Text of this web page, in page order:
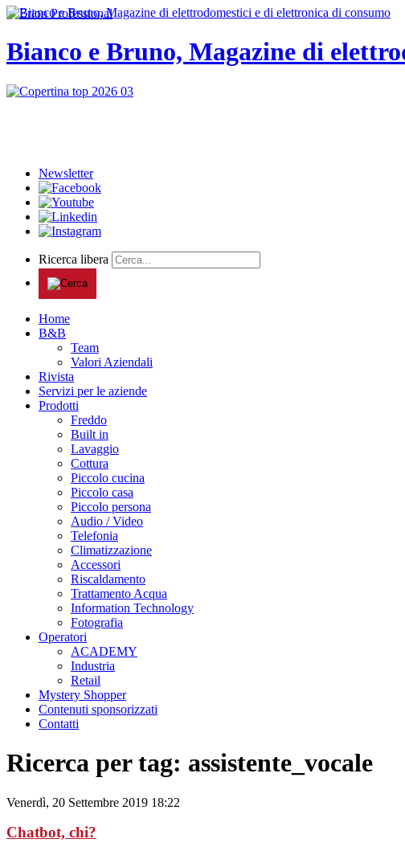
Bianco e Bruno, Magazine di
Newsletter
Ricerca libera
Home
B&B
Team
Valori Aziendali
Rivista
Servizi per le aziende
Prodotti
Freddo
Built in
Lavaggio
Cottura
Piccolo cucina
Piccolo casa
Piccolo persona
Audio / Video
Telefonia
Climatizzazione
Accessori
Riscaldamento
Trattamento Acqua
Information Technology
Fotografia
Operatori
ACADEMY
Industria
Retail
Mystery Shopper
Contenuti sponsorizzati
Contatti
Ricerca per tag: assistente_vocale
Venerdì, 20 Settembre 2019 18:22
Chatbot, chi?